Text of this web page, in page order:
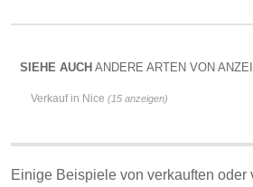
SIEHE AUCH ANDERE ARTEN VON
Verkauf in Nice (15 anzeigen)
Einige Beispiele von verkauften